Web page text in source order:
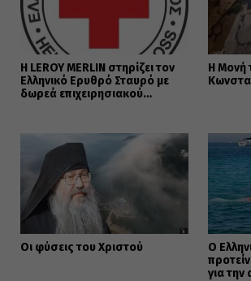
Η LEROY MERLIN στηρίζει τον
Ελληνικό Ερυθρό Σταυρό με
δωρεά επιχειρησιακού
καταστροφικών πυρκαγιών
Η Μονή
Οι φύσεις του Χριστού
Ο
για